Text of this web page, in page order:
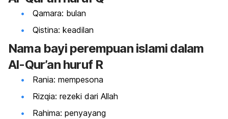
Qamara: bulan
Qistina: keadilan
Nama bayi perempuan islami dalam
Al-Qur’an huruf R
Rania: mempesona
Rizqia: rezeki dari Allah
Rahima: penyayang